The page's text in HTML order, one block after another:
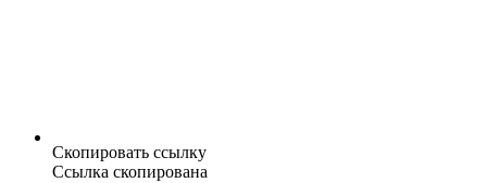
Скопировать ссылку
Ссылка скопирована